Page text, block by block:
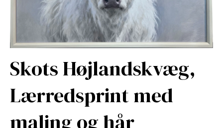
Skots Højlandskvæg,
Lærredsprint med
maling og hår